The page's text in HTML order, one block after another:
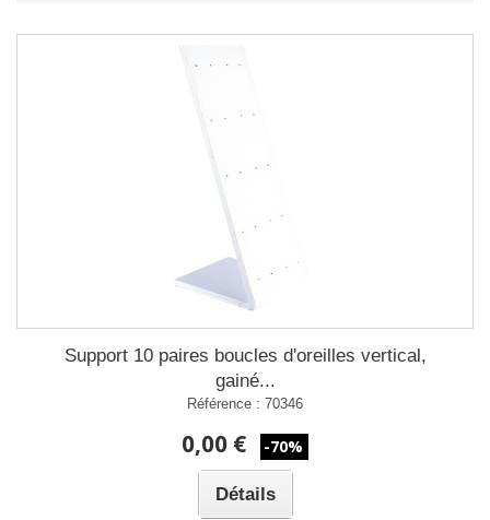
Support 10 paires boucles d'oreilles vertical,
gainé...
Référence : 70346
0,00 € -70%
Détails